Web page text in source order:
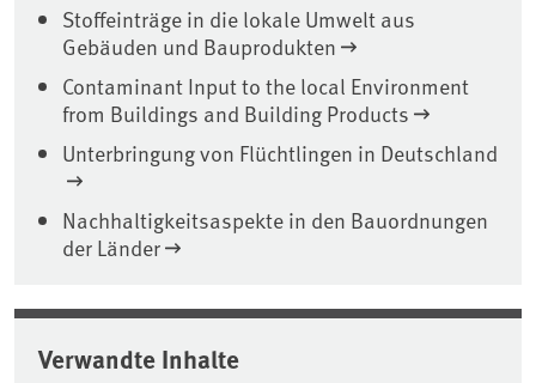
Stoffeinträge in die lokale Umwelt aus
Gebäuden und Bauprodukten
Contaminant Input to the local Environment
from Buildings and Building Products
Unterbringung von Flüchtlingen in Deutschland
Nachhaltigkeitsaspekte in den Bauordnungen
der Länder
Verwandte Inhalte